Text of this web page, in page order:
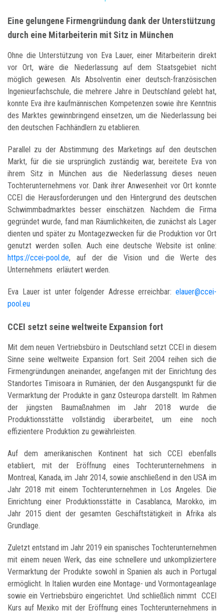
Eine gelungene Firmengründung dank der Unterstützung
durch eine Mitarbeiterin mit Sitz in München
Ohne die Unterstützung von Eva Lauer, einer Mitarbeiterin direkt
vor Ort, wäre die Niederlassung auf dem Staatsgebiet nicht
möglich gewesen. Als Absolventin einer deutsch-französischen
Ingenieurfachschule, die mehrere Jahre in Deutschland gelebt hat,
konnte Eva ihre kaufmännischen Kompetenzen sowie ihre Kenntnis
des Marktes gewinnbringend einsetzen, um die Niederlassung bei
den deutschen Fachhändlern zu etablieren.
Parallel zu der Abstimmung des Marketings auf den deutschen
Markt, für die sie ursprünglich zuständig war, bereitete Eva von
ihrem Sitz in München aus die Niederlassung dieses neuen
Tochterunternehmens vor. Dank ihrer Anwesenheit vor Ort konnte
CCEI die Herausforderungen und den Hintergrund des deutschen
Schwimmbadmarktes besser einschätzen. Nachdem die Firma
gegründet wurde, fand man Räumlichkeiten, die zunächst als Lager
dienten und später zu Montagezwecken für die Produktion vor Ort
genutzt werden sollen. Auch eine deutsche Website ist online:
https://ccei-pool.de, auf der die Vision und die Werte des
Unternehmens erläutert werden.
Eva Lauer ist unter folgender Adresse erreichbar: elauer@ccei-
pool.eu
CCEI setzt seine weltweite Expansion fort
Mit dem neuen Vertriebsbüro in Deutschland setzt CCEI in diesem
Sinne seine weltweite Expansion fort. Seit 2004 reihen sich die
Firmengründungen aneinander, angefangen mit der Einrichtung des
Standortes Timisoara in Rumänien, der den Ausgangspunkt für die
Vermarktung der Produkte in ganz Osteuropa darstellt. Im Rahmen
der jüngsten Baumaßnahmen im Jahr 2018 wurde die
Produktionsstätte vollständig überarbeitet, um eine noch
effizientere Produktion zu gewährleisten.
Auf dem amerikanischen Kontinent hat sich CCEI ebenfalls
etabliert, mit der Eröffnung eines Tochterunternehmens in
Montreal, Kanada, im Jahr 2014, sowie anschließend in den USA im
Jahr 2018 mit einem Tochterunternehmen in Los Angeles. Die
Einrichtung einer Produktionsstätte in Casablanca, Marokko, im
Jahr 2015 dient der gesamten Geschäftstätigkeit in Afrika als
Grundlage.
Zuletzt entstand im Jahr 2019 ein spanisches Tochterunternehmen
mit einem neuen Werk, das eine schnellere und unkompliziertere
Vermarktung der Produkte sowohl in Spanien als auch in Portugal
ermöglicht. In Italien wurden eine Montage- und Vormontageanlage
sowie ein Vertriebsbüro eingerichtet. Und schließlich nimmt CCEI
Kurs auf Mexiko mit der Eröffnung eines Tochterunternehmens in